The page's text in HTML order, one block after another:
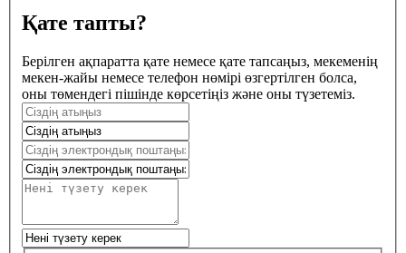
Қате тапты?
Берілген ақпаратта қате немесе қате тапсаңыз, мекеменің
мекен-жайы немесе телефон нөмірі өзгертілген болса,
оны төмендегі пішінде көрсетіңіз және оны түзетеміз.